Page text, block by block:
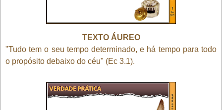
TEXTO ÁUREO
"Tudo tem o seu tempo determinado, e há tempo para todo
o propósito debaixo do céu" (Ec 3.1).